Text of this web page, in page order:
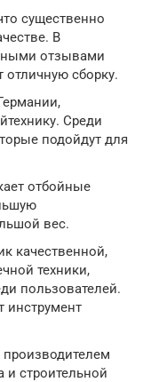
существенно
В
отзывами
отличную сборку.
Среди
подойдут для
отбойные
вес.
качественной,
техники,
пользователей.
и строительной